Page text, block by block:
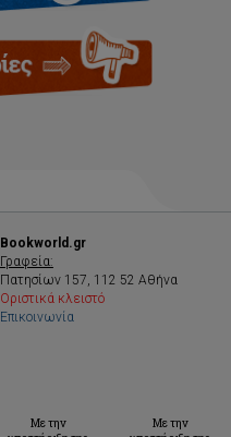
Bookworld.gr
Γραφεία:
Πατησίων 157, 112 52 Αθήνα
Οριστικά κλειστό
Επικοινωνία
Με την
Με την